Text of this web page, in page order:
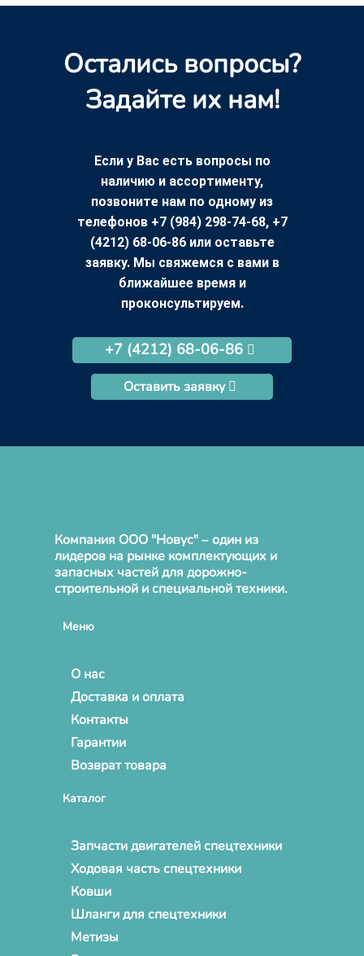
Остались вопросы?
Задайте их нам!
Если у Вас есть вопросы по
наличию и ассортименту,
позвоните нам по одному из
телефонов +7 (984) 298-74-68, +7
(4212) 68-06-86 или оставьте
заявку. Мы свяжемся с вами в
ближайшее время и
проконсультируем.
+7 (4212) 68-06-86
Оставить заявку
Компания ООО "Новус" – один из
лидеров на рынке комплектующих и
запасных частей для дорожно-
строительной и специальной техники.
Меню
О нас
Доставка и оплата
Контакты
Гарантии
Возврат товара
Каталог
Запчасти двигателей спецтехники
Ходовая часть спецтехники
Ковши
Шланги для спецтехники
Метизы